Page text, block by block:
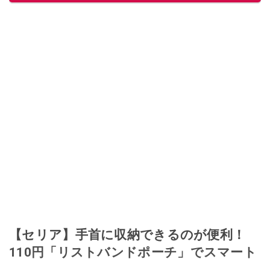
【セリア】手首に収納できるのが便利！
110円「リストバンドポーチ」でスマート